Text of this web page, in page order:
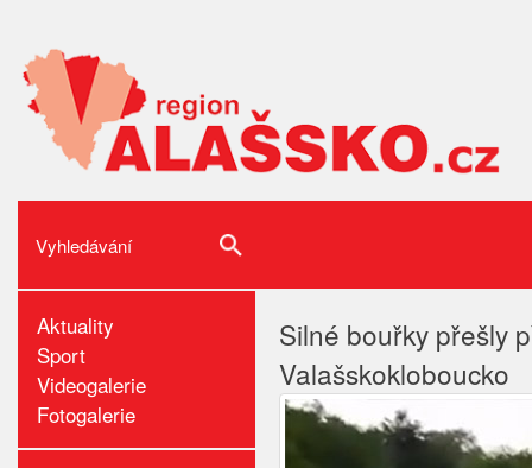
Aktuality
Sport
Videogalerie
Fotogalerie
Silné bouřky přešly
Valašskokloboucko
Audio
přehrávač